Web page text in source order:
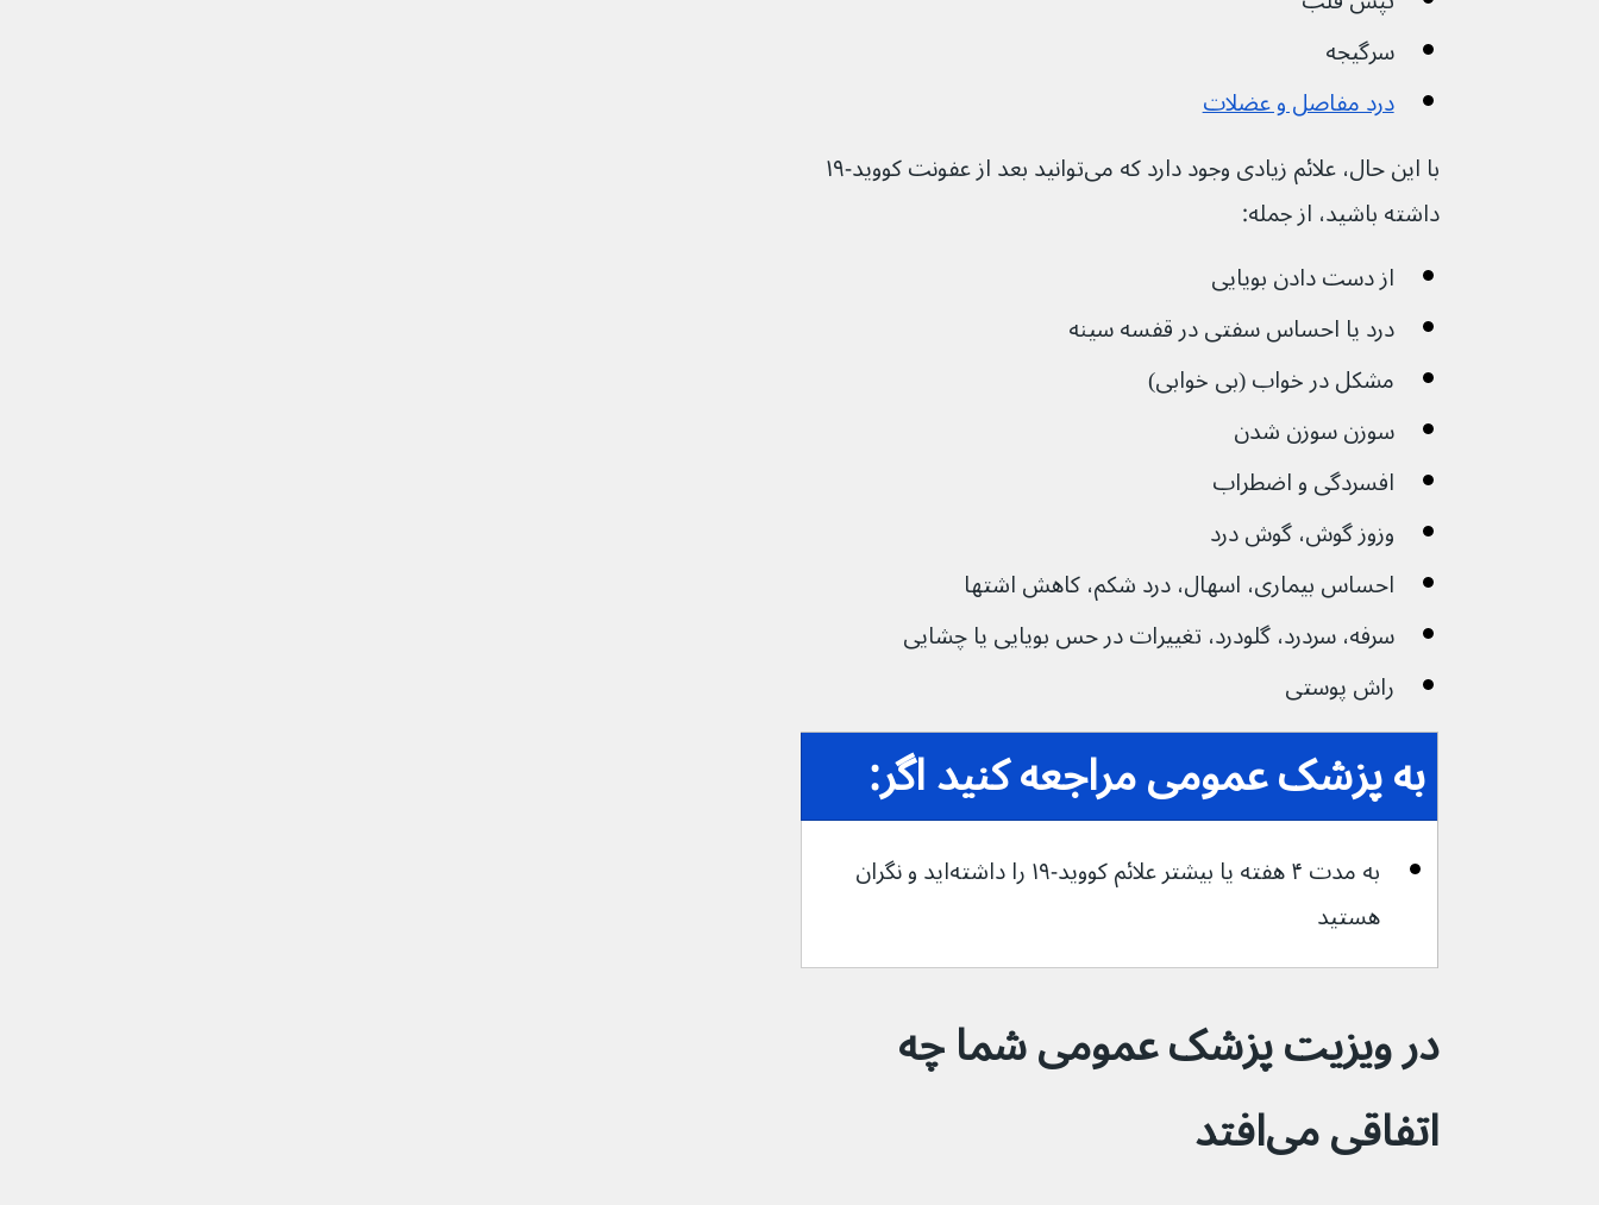
سرگیجه
درد مفاصل و عضلات
داشته باشید، از جمله:
از دست دادن بویایی
درد یا احساس سفتی در قفسه سینه
مشکل در خواب (بی خوابی)
سوزن سوزن شدن
افسردگی و اضطراب
وزوز گوش، گوش درد
احساس بیماری، اسهال، درد شکم، کاهش اشتها
سرفه، سردرد، گلودرد، تغییرات در حس بویایی یا چشایی
راش‌ پوستی
به پزشک عمومی مراجعه کنید اگر:
به مدت ۴ هفته یا بیشتر علائم کووید-۱۹ را داشته‌اید و نگران
هستید
در ویزیت پزشک عمومی شما چه
اتفاقی می‌افتد